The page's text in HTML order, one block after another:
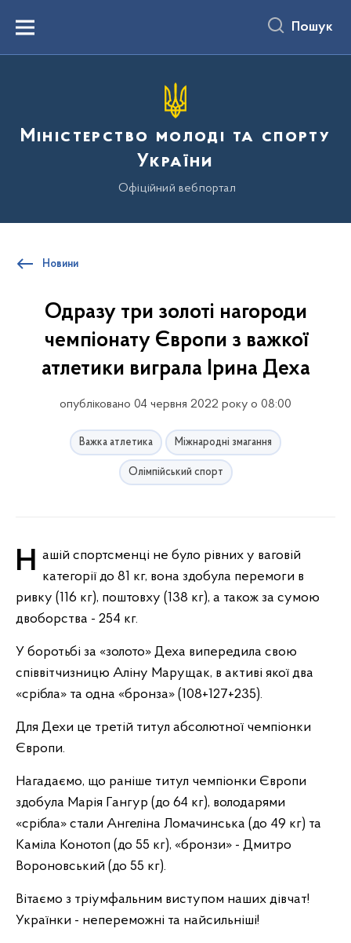
вмістуMenu Пошук
Міністерство молоді та спорту
України
Офіційний вебпортал
Новини
Одразу три золоті нагороди
чемпіонату Європи з важкої
атлетики виграла Ірина Деха
опубліковано 04 червня 2022 року о 08:00
Важка атлетика Міжнародні змагання
Олімпійський спорт
Нашій спортсменці не було рівних у ваговій категорії до 81 кг, вона здобула перемоги в
ривку (116 кг), поштовху (138 кг), а також за сумою
двоборства - 254 кг.
У боротьбі за «золото» Деха випередила свою
співвітчизницю Аліну Марущак, в активі якої два
«срібла» та одна «бронза» (108+127+235).
Для Дехи це третій титул абсолютної чемпіонки
Європи.
Нагадаємо, що раніше титул чемпіонки Європи
здобула Марія Гангур (до 64 кг), володарями
«срібла» стали Ангеліна Ломачинська (до 49 кг) та
Каміла Конотоп (до 55 кг), «бронзи» - Дмитро
Вороновський (до 55 кг).
Вітаємо з тріумфальним виступом наших дівчат!
Українки - непереможні та найсильніші!